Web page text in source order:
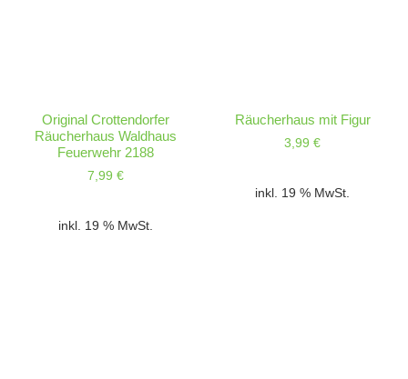
Original Crottendorfer
Räucherhaus Waldhaus
Feuerwehr 2188
7,99 €
inkl. 19 % MwSt.
Räucherhaus mit Figur
3,99€
inkl. 19 % MwSt.